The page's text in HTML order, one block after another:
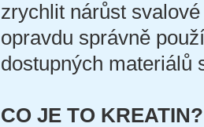
zrychlit nárůst
opravdu správně
dostupných materiálů
CO JE TO KREATIN?